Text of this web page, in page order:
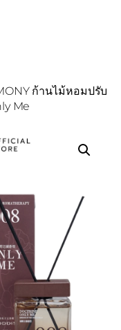
ก้านไม้หอมปรับ
Me